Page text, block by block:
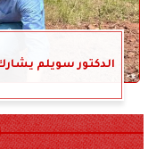
الدكتور سويلم